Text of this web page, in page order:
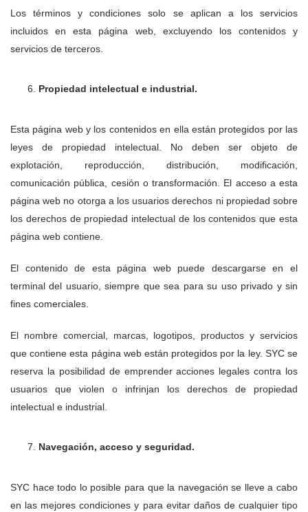
Los términos y condiciones solo se aplican a los servicios
incluidos en esta página web, excluyendo los contenidos y
servicios de terceros.
Propiedad intelectual e industrial.
Esta página web y los contenidos en ella están protegidos por las
leyes de propiedad intelectual. No deben ser objeto de
explotación, reproducción, distribución, modificación,
comunicación pública, cesión o transformación. El acceso a esta
página web no otorga a los usuarios derechos ni propiedad sobre
los derechos de propiedad intelectual de los contenidos que esta
página web contiene.
El contenido de esta página web puede descargarse en el
terminal del usuario, siempre que sea para su uso privado y sin
fines comerciales.
El nombre comercial, marcas, logotipos, productos y servicios
que contiene esta página web están protegidos por la ley. SYC se
reserva la posibilidad de emprender acciones legales contra los
usuarios que violen o infrinjan los derechos de propiedad
intelectual e industrial.
Navegación, acceso y seguridad.
SYC hace todo lo posible para que la navegación se lleve a cabo
en las mejores condiciones y para evitar daños de cualquier tipo